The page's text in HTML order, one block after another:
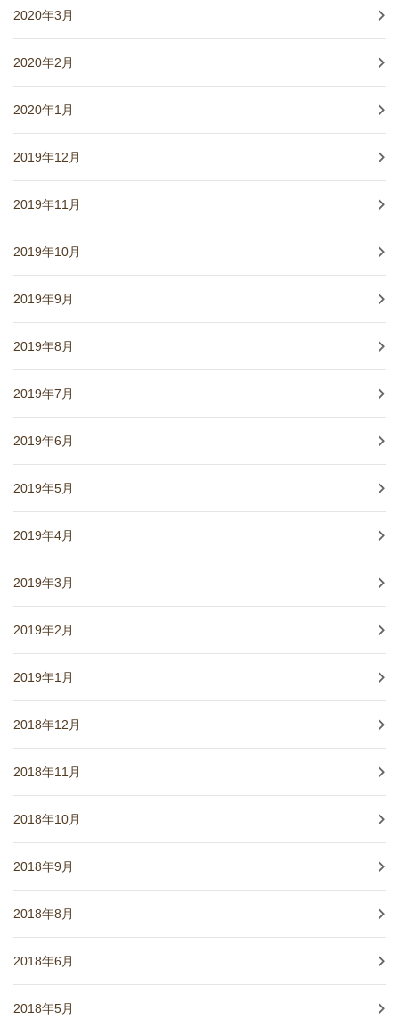
2020年3月
2020年2月
2020年1月
2019年12月
2019年11月
2019年10月
2019年9月
2019年8月
2019年7月
2019年6月
2019年5月
2019年4月
2019年3月
2019年2月
2019年1月
2018年12月
2018年11月
2018年10月
2018年9月
2018年8月
2018年6月
2018年5月